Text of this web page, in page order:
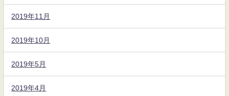
2019年11月
2019年10月
2019年5月
2019年4月